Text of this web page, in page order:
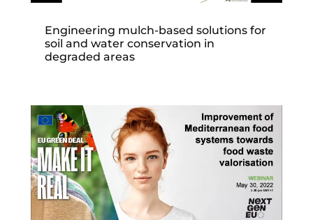
Engineering mulch-based solutions for
soil and water conservation in
degraded areas